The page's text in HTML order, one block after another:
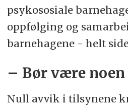
psykososiale
oppfølging og
barnehagene - helt
– Bør være noen
Null avvik i tilsynene